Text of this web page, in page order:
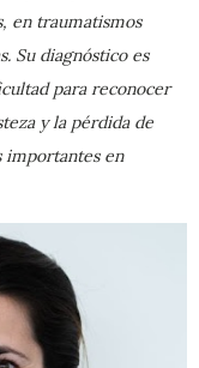
en traumatismos
Su diagnóstico es
para reconocer
y la pérdida de
importantes en